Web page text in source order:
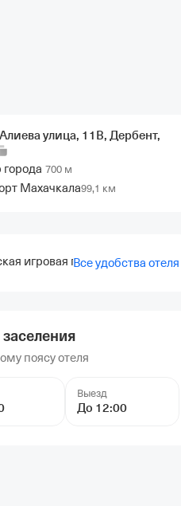
Алиева улица, 11В, Дербент,
города 700 м
Махачкала99,1 км
игровая площадкаВсе удобства отеля
поясу отеля
Выезд
До 12:00